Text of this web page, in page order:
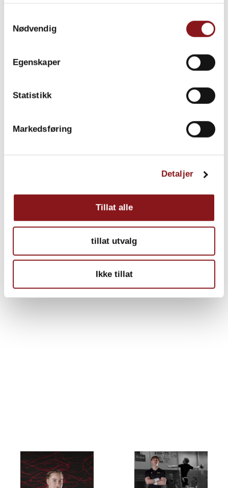
Nødvendig
Egenskaper
Statistikk
Markedsføring
Detaljer
Tillat alle
tillat utvalg
Ikke tillat